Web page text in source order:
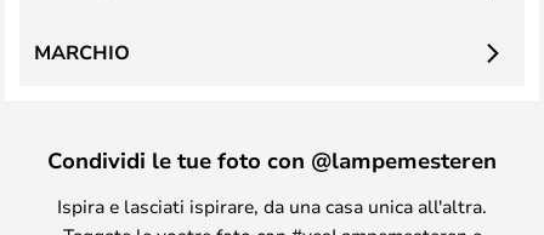
MARCHIO
Condividi le tue foto con @lampemesteren
Ispira e lasciati ispirare, da una casa unica all'altra.